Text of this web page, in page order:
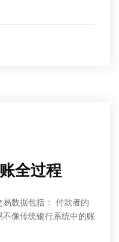
全过程
数据包括： 付款者的
像传统银行系统中的账